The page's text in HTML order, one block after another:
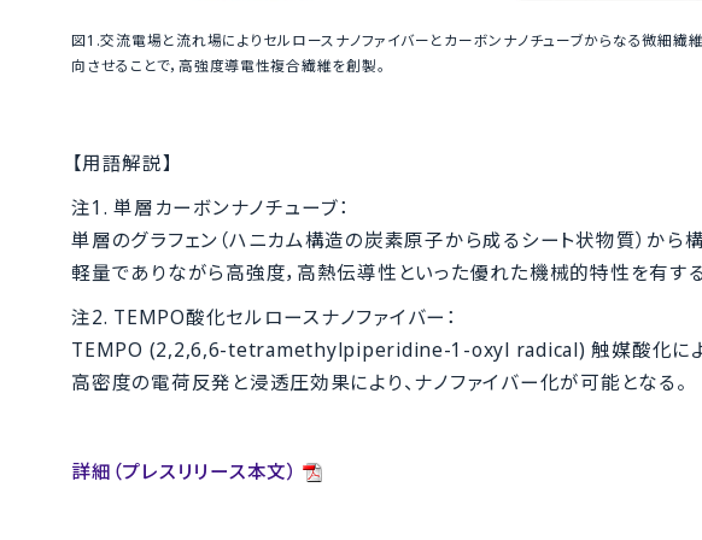
図1.交流電場と流れ場によりセルロースナノファイバーとカーボンナノチューブからなる微細繊
向させることで，高強度導電性複合繊維を創製。
【用語解説】
注1. 単層カーボンナノチューブ：
単層のグラフェン（ハニカム構造の炭素原子から成るシート状物質）か
軽量でありながら高強度，高熱伝導性といった優れた機械的特性を有する
注2. TEMPO酸化セルロースナノファイバー：
TEMPO (2,2,6,6-tetramethylpiperidine-1-oxyl radical) 触媒酸化により
高密度の電荷反発と浸透圧効果により、ナノファイバー化が可能となる。
詳細（プレスリリース本文）